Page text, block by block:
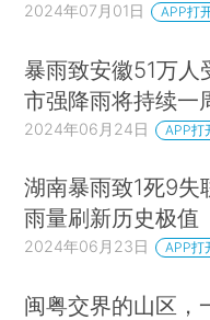
2024年07月01日 APP打
暴雨致安徽51万人
市强降雨将持续一
2024年06月24日 APP打
湖南暴雨致1死9失
雨量刷新历史极值
2024年06月23日 APP打
闽粤交界的山区，